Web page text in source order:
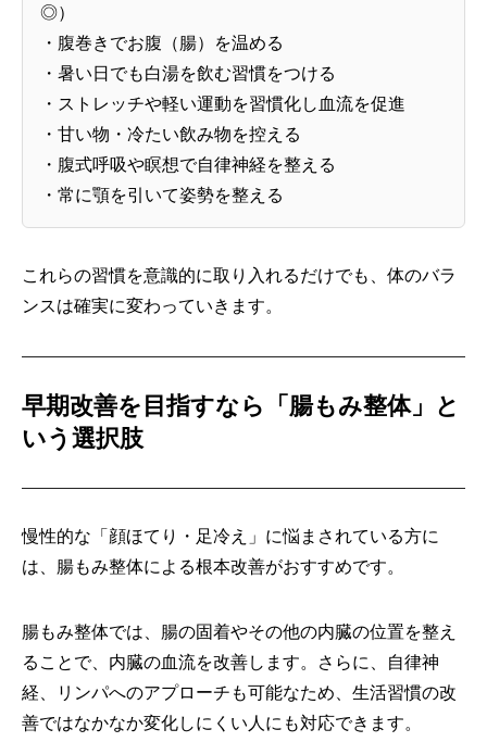
◎）
・腹巻きでお腹（腸）を温める
・暑い日でも白湯を飲む習慣をつける
・ストレッチや軽い運動を習慣化し血流を促進
・甘い物・冷たい飲み物を控える
・腹式呼吸や瞑想で自律神経を整える
・常に顎を引いて姿勢を整える
これらの習慣を意識的に取り入れるだけでも、体のバラ
ンスは確実に変わっていきます。
早期改善を目指すなら「腸もみ整体」と
いう選択肢
慢性的な「顔ほてり・足冷え」に悩まされている方に
は、腸もみ整体による根本改善がおすすめです。
腸もみ整体では、腸の固着やその他の内臓の位置を整え
ることで、内臓の血流を改善します。さらに、自律神
経、リンパへのアプローチも可能なため、生活習慣の改
善ではなかなか変化しにくい人にも対応できます。